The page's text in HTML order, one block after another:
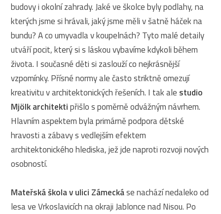
budovy i okolní zahrady. Jaké ve školce byly podlahy, na
kterých jsme si hrávali, jaký jsme měli v šatně háček na
bundu? A co umyvadla v koupelnách? Tyto malé detaily
utváří pocit, který si s láskou vybavíme kdykoli během
života. I současné děti si zaslouží co nejkrásnější
vzpomínky. Přísné normy ale často striktně omezují
kreativitu v architektonických řešeních. I tak ale studio
Mjölk architektipřišlo s poměrně odvážným návrhem.
Hlavním aspektem byla primárně podpora dětské
hravosti a zábavy s vedlejším efektem
architektonického hlediska, jež jde naproti rozvoji nových
osobností.
Mateřská škola v ulici Zámeckáse nachází nedaleko od
lesa ve Vrkoslavicích na okraji Jablonce nad Nisou. Po